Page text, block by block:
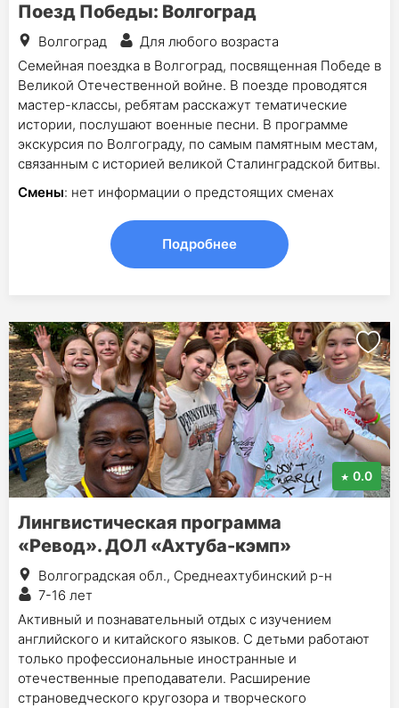
Поезд Победы: Волгоград
Волгоград
Для любого возраста
Семейная поездка в Волгоград, посвященная Победе в
Великой Отечественной войне. В поезде проводятся
мастер-классы, ребятам расскажут тематические
истории, послушают военные песни. В программе
экскурсия по Волгограду, по самым памятным местам,
связанным с историей великой Сталинградской битвы.
Смены: нет информации о предстоящих сменах
Подробнее
0.0
Лингвистическая программа
«Ревод». ДОЛ «Ахтуба-кэмп»
Волгоградская обл., Среднеахтубинский р-н
7-16 лет
Активный и познавательный отдых с изучением
английского и китайского языков. С детьми работают
только профессиональные иностранные и
отечественные преподаватели. Расширение
страноведческого кругозора и творческого